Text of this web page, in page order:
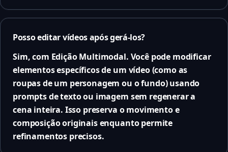
Posso editar vídeos após gerá-los?
Sim, com Edição Multimodal. Você pode modificar
elementos específicos de um vídeo (como as
roupas de um personagem ou o fundo) usando
prompts de texto ou imagem sem regenerar a
cena inteira. Isso preserva o movimento e
composição originais enquanto permite
refinamentos precisos.